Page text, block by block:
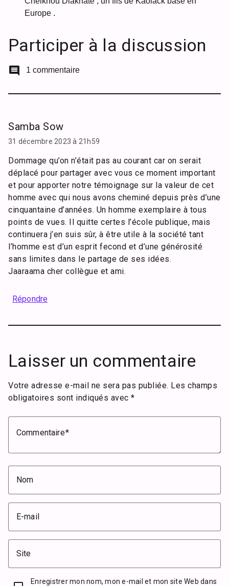
Europe .
Participer à la discussion
comment 1 commentaire
Samba Sow
31 décembre 2023 à 21h59
Dommage qu’on n’était pas au courant car on serait
déplacé pour partager avec vous ce moment important
et pour apporter notre témoignage sur la valeur de cet
homme avec qui nous avons cheminé depuis près d’une
cinquantaine d’années. Un homme exemplaire à tous
points de vues. Il quitte certes l’école publique, mais
continuera j’en suis sûr, à être utile à la société tant
l’homme est d’un esprit fecond et d’une générosité
sans limites dans le partage de ses idées.
Jaaraama cher collègue et ami.
Répondre
Laisser un commentaire
Votre adresse e-mail ne sera pas publiée. Les champs
obligatoires sont indiqués avec *
Commentaire
Nom
E-mail
Site
Enregistrer mon nom, mon e-mail et mon site Web dans